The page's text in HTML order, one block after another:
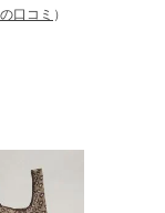
口コミ ）